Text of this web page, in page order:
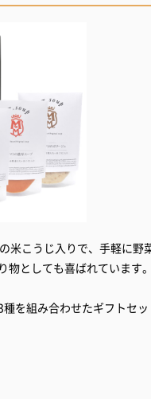
米こうじ入りで、手軽に野
としても喜ばれています。
を組み合わせたギフトセッ